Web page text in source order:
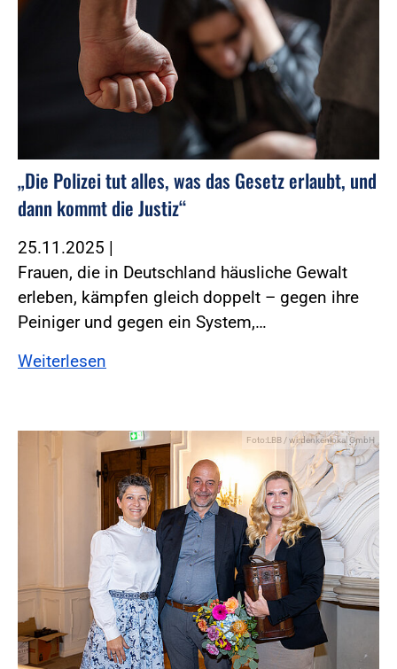
„Die Polizei tut alles, was das Gesetz erlaubt, und
dann kommt die Justiz“
25.11.2025 |
Frauen, die in Deutschland häusliche Gewalt
erleben, kämpfen gleich doppelt – gegen ihre
Peiniger und gegen ein System,…
Weiterlesen
Foto:LBB / wirdenkenlokal GmbH